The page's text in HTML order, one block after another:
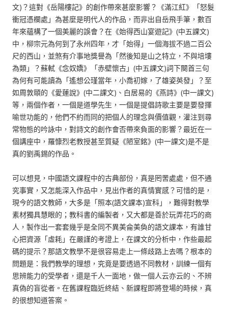
文)？這對《岳陽樓記》的創作帶來甚麼影響？《滿江紅》「怒髮
衝冠憑欄處」為甚麼是明代人的作品，而非出自岳飛手筆，數百
年來蘊構了一個美麗的誤會？在《始得西山宴遊記》(中五課文)
中，柳宗元為何到了永州四年，才「始得」一個海拔不過二百公
尺的西山，並煞有介事地獎譽為「然後知是山之特立，不與培塿
為類」？蘇軾《念奴嬌》「赤壁懷古」(中五課文)詞下闋首三句
為何有可能讀為「遙想公瑾當年，小喬初嫁，了雄姿英發」？至
如周敦頤的《愛蓮說》(中二課文)、白居易的《燕詩》(中一課文)
等，兩個作者，一個是道學先生，一個是提倡詩歌主要是要發揮
喻世功能的，他們不約而同的把個人的理念與價值觀，灌注到尋
常物態的吟詠中，對詩文的創作會否帶來負面的影響？最近在一
個講座中，羅慷烈老教授甚至質疑《陋室銘》(中一課文)是不是
真的劉禹錫的作品。
可以想見，中國語文課程中的古典部份，真是罔罟處處，但不通
究事實，又怎能深入作品中，見出作者的真情實感？可惜的是，
現今的語文教師，大多是「照本(語文課本)宣科」，難得對教學
素材獨具慧眼的；教科書的編製者，又大都是善於玩弄花巧的商
人，製作出一套套幾乎是全同不異美侖美奐的語文課本，有誰甘
心把資源「虛耗」在嚴謹的考證上，在課文的分析中，作些最起
碼的提示？那語文教學不是很容易走上一條歧路上去嗎？根本的
問題是：我們教學的理想，究竟是要透過不同教材，訓練一個有
思辨能力的受學者，還是千人一面地，做一個人云亦云的、不辨
真偽的盲從者。在舊課程臨近終結、新課程即將登場的時候，真
的很想知道答案。